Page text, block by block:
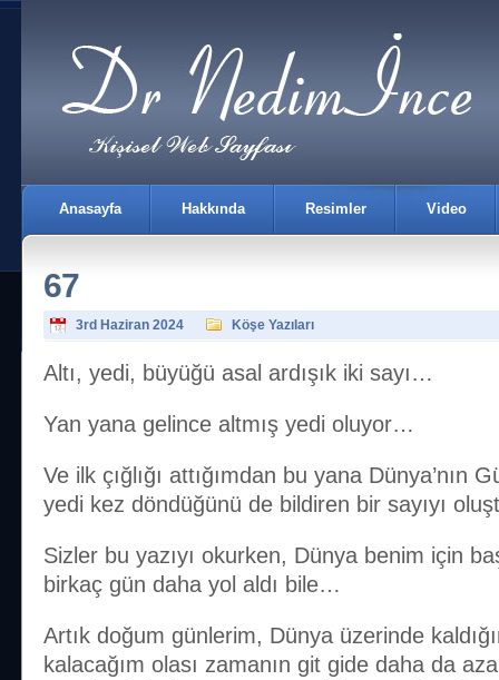
Anasayfa Hakkında Resimler Video
İletişim
67
3rd Haziran 2024 Köşe Yazıları
Altı, yedi, büyüğü asal ardışık iki sayı…
Yan yana gelince altmış yedi oluyor…
Ve ilk çığlığı attığımdan bu yana Dünya’nın
yedi kez döndüğünü de bildiren bir sayıyı
Sizler bu yazıyı okurken, Dünya benim için
birkaç gün daha yol aldı bile…
Artık doğum günlerim, Dünya üzerinde
kalacağım olası zamanın git gide daha da